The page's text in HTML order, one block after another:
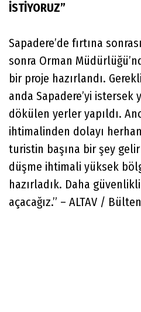
İSTİYORUZ”
Sapadere’de fırtına
sonra Orman
bir proje hazırlandı.
anda Sapadere’yi istersek
dökülen yerler yapıldı.
ihtimalinden dolayı
turistin başına bir şey
düşme ihtimali yüksek
hazırladık. Daha
açacağız.” – ALTAV / Bülten